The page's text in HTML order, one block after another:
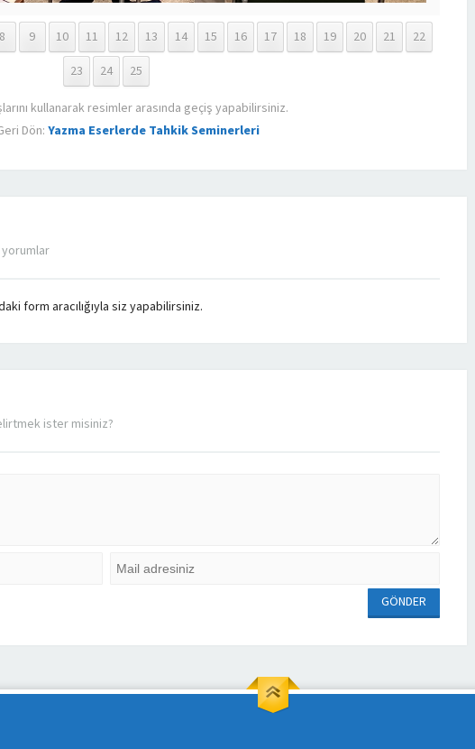
8 9 10 11 12 13 14 15 16 17 18 19 20 21
22
23
24 25
kullanarak resimler arasında geçiş yapabilirsiniz.
Dön:Yazma Eserlerde Tahkik Seminerleri
yorumlar
form aracılığıyla siz yapabilirsiniz.
ister misiniz?